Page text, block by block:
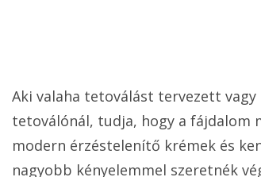
Aki valaha tetoválást tervezett
tetoválónál, tudja, hogy a fájdalom
modern érzéstelenítő krémek és
nagyobb kényelemmel szeretnék